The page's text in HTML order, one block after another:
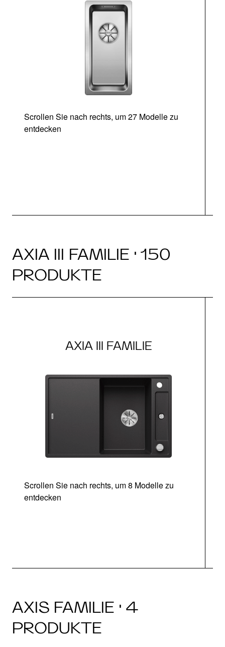
Scrollen Sie nach rechts, um 27 Modelle zu
entdecken
AXIA III FAMILIE · 150
PRODUKTE
AXIA III FAMILIE
Scrollen Sie nach rechts, um 8 Modelle zu
entdecken
AXIS FAMILIE · 4
PRODUKTE